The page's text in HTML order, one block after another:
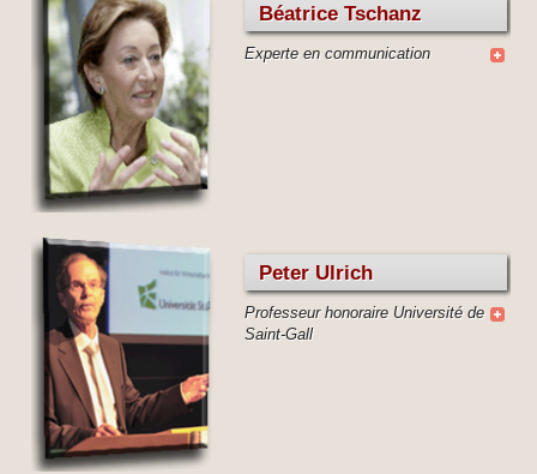
Béatrice Tschanz
Experte en communication
Peter Ulrich
Professeur honoraire Université de
Saint-Gall